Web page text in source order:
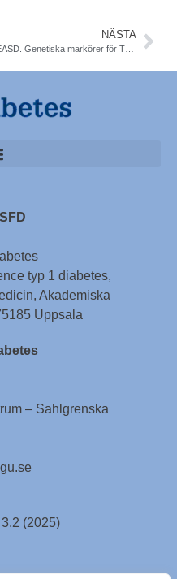
NÄSTA
EASD. Genetiska markörer för T2DM. Samband med ökad risk för vaskulär demens. Elin Dybjer
typ 1 diabetes,
Akademiska
Uppsala
– Sahlgrenska
(2025)